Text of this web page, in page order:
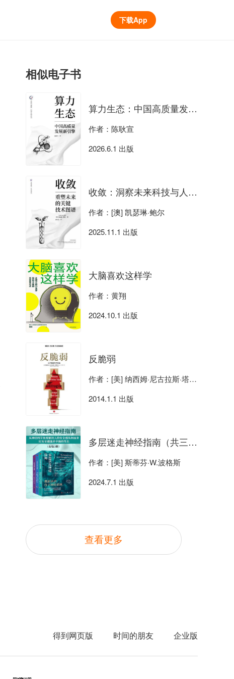
下载App
相似电子书
算力生态：中国高质量发展新引擎
作者：陈耿宣
2026.6.1 出版
收敛：洞察未来科技与人性的碰撞
作者：[澳] 凯瑟琳·鲍尔
2025.11.1 出版
大脑喜欢这样学
作者：黄翔
2024.10.1 出版
反脆弱
作者：[美] 纳西姆·尼古拉斯·塔勒布
2014.1.1 出版
多层迷走神经指南（共三册）
作者：[美] 斯蒂芬·W.波格斯
2024.7.1 出版
查看更多
得到网页版 时间的朋友 企业版